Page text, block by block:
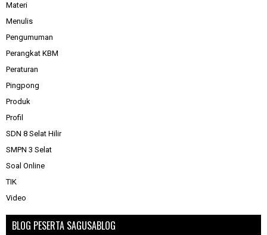
Materi
Menulis
Pengumuman
Perangkat KBM
Peraturan
Pingpong
Produk
Profil
SDN 8 Selat Hilir
SMPN 3 Selat
Soal Online
TIK
Video
BLOG PESERTA SAGUSABLOG